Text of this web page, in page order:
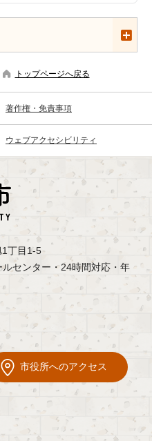
トップページへ戻る
著作権・免責事項
ウェブアクセシビリティ
丁目1-5
センター・24時間対応・年
市役所へのアクセス